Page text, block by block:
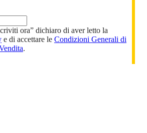
ora” dichiaro di aver letto la
e di accettare le Condizioni Generali di
.